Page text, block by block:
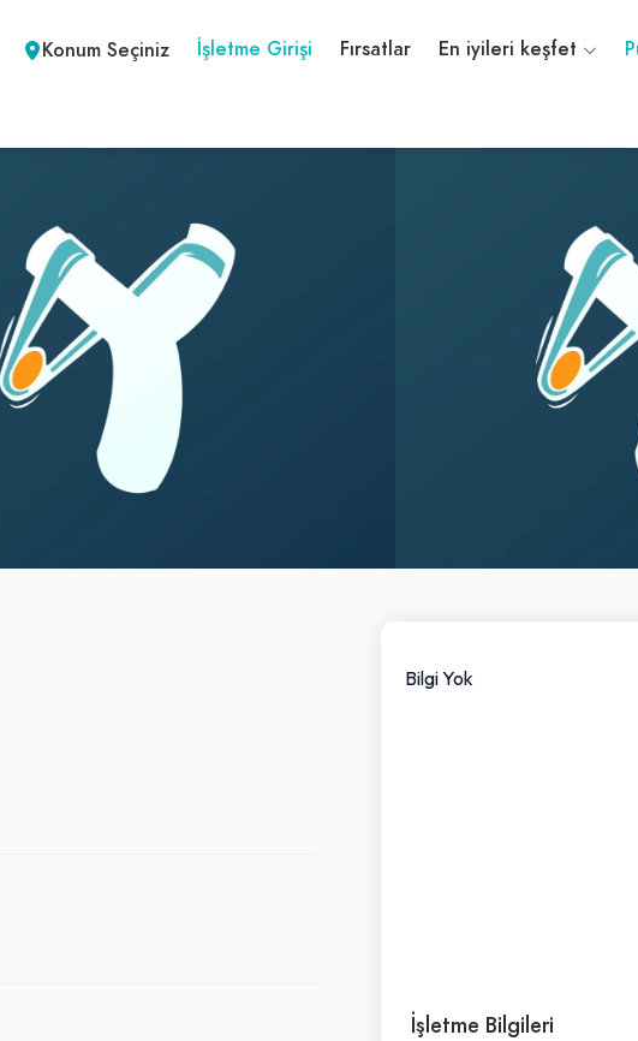
Konum Seçiniz İşletme Girişi Fırsatlar En iyileri keşfet
Bilgi Yok
İşletme Bilgileri